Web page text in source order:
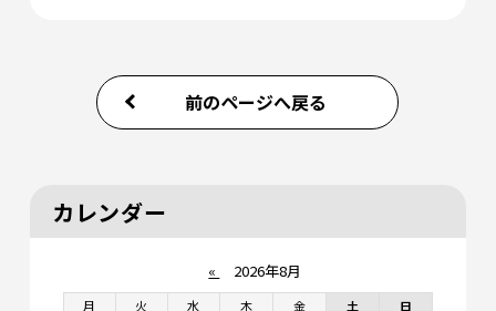
前のページへ戻る
カレンダー
« 2026年8月
月 火 水 木 金 土
日